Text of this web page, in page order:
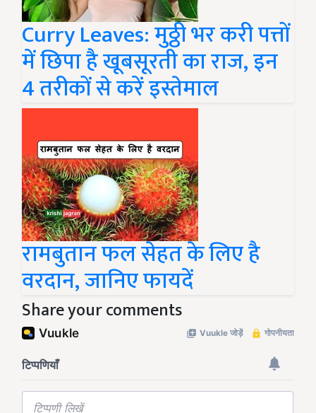
Curry Leaves: मुठ्ठी भर करी पत्तों
में छिपा है खूबसूरती का राज, इन
4 तरीकों से करें इस्तेमाल
रामबुतान फल सेहत के लिए है
वरदान, जानिए फायदें
Share your comments